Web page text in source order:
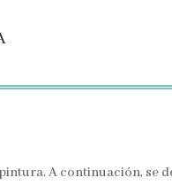
A continuación, se